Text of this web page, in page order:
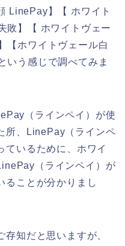
LinePay】【 ホワイト
】【 ホワイトヴェー
ホワイトヴェール白
う感じで調べてみま
（ラインペイ）が使
所、LinePay（ラインペ
ているために、ホワイ
（ラインペイ）が
ることが分かりまし
知だと思いますが、